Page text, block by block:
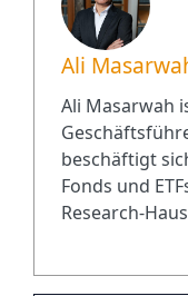
Ali
Ali Masarwah
beschäftigt
Fonds und
Research-